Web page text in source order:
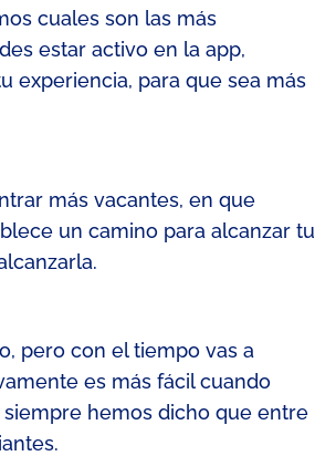
cuales son las más
estar activo en laapp,
experiencia, para que sea más
más vacantes, en que
un camino para alcanzar tu
pero con el tiempovas a
es más fácil cuando
siempre hemos dicho que entre